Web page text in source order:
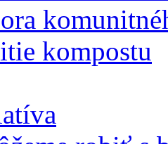
kompostu